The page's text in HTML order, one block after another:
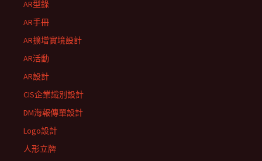
AR型錄
AR手冊
AR擴增實境設計
AR活動
AR設計
CIS企業識別設計
DM海報傳單設計
Logo設計
人形立牌